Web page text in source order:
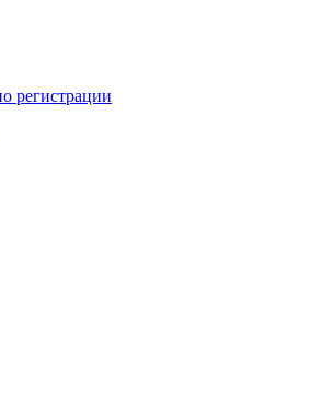
регистрации